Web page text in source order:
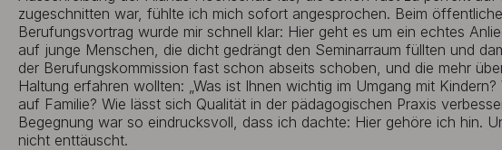
zugeschnitten war, fühlte ich mich sofort angesprochen. Beim
Berufungsvortrag wurde mir schnell klar: Hier geht es um ein echtes
auf junge Menschen, die dicht gedrängt den Seminarraum füllten und
der Berufungskommission fast schon abseits schoben, und die mehr
Haltung erfahren wollten: „Was ist Ihnen wichtig im Umgang mit Kindern?
auf Familie? Wie lässt sich Qualität in der pädagogischen Praxis
Begegnung war so eindrucksvoll, dass ich dachte: Hier gehöre ich hin.
nicht enttäuscht.